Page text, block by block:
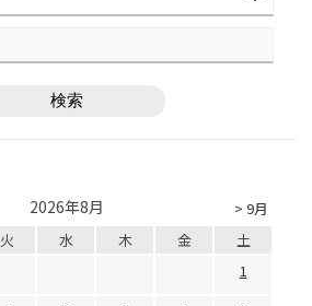
> 9月
2026年8月
火 水 木 金
土
1